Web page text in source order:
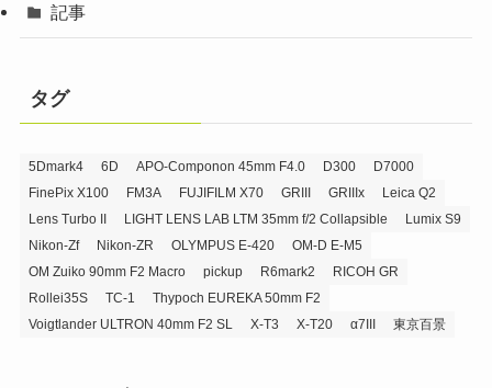
記事
タグ
5Dmark4 6D APO-Componon 45mm F4.0 D300
D7000
FinePix X100
FM3A FUJIFILM X70 GRIII GRIIIx
Leica Q2
Lens Turbo II
LIGHT LENS LAB LTM 35mm f/2 Collapsible
Lumix S9
Nikon-Zf
Nikon-ZR OLYMPUS E-420
OM-D E-M5
OM Zuiko 90mm F2 Macro
pickup R6mark2
RICOH GR
Rollei35S
TC-1
Thypoch EUREKA 50mm F2
Voigtlander ULTRON 40mm F2 SL
X-T3 X-T20 α7III 東京百景